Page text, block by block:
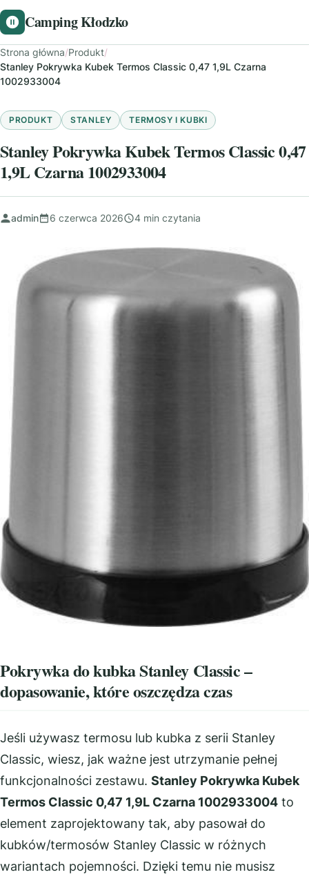
Camping Kłodzko
Strona główna/Produkt/
Stanley Pokrywka Kubek Termos Classic 0,47 1,9L Czarna
1002933004
PRODUKT STANLEY TERMOSY I KUBKI
Stanley Pokrywka Kubek Termos Classic 0,47
1,9L Czarna 1002933004
admin 6 czerwca 2026 4 min czytania
Pokrywka do kubka Stanley Classic –
dopasowanie, które oszczędza czas
Jeśli używasz termosu lub kubka z serii Stanley
Classic, wiesz, jak ważne jest utrzymanie pełnej
funkcjonalności zestawu. Stanley Pokrywka Kubek
Termos Classic 0,47 1,9L Czarna 1002933004 to
element zaprojektowany tak, aby pasował do
kubków/termosów Stanley Classic w różnych
wariantach pojemności. Dzięki temu nie musisz